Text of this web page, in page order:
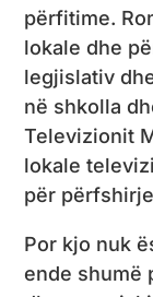
përfitime.
lokale dhe
legjislativ
në shkolla
Televizionit
lokale
për
Por kjo nuk
ende shumë